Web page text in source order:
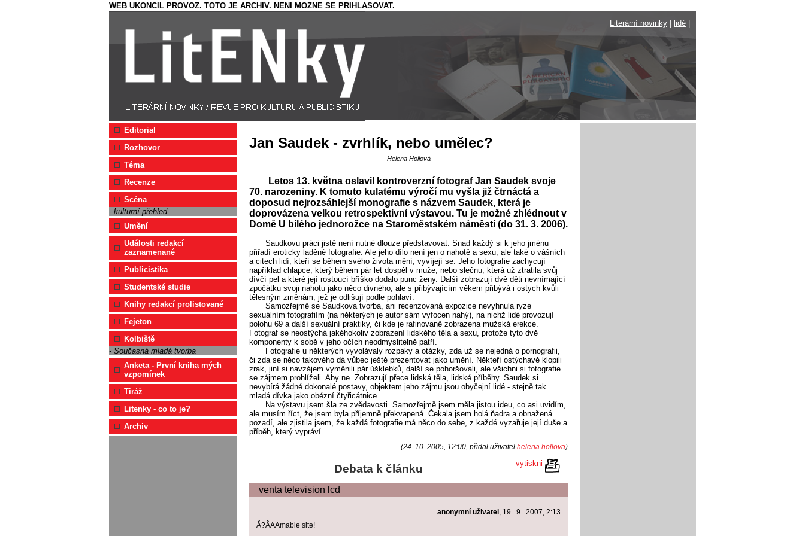
WEB UKONCIL PROVOZ. TOTO JE ARCHIV. NENI MOZNE SE PRIHLASOVAT.
Literární novinky
lidé
Editorial
Rozhovor
Téma
Recenze
Scéna
- kulturní přehled
Umění
Události redakcí
zaznamenané
Publicistika
Studentské studie
Knihy redakcí prolistované
Fejeton
Kolbiště
- Současná mladá tvorba
Anketa - První kniha mých
vzpomínek
Tiráž
Litenky - co to je?
Archiv
Jan Saudek - zvrhlík, nebo umělec?
Helena Hollová
Letos 13. května oslavil kontroverzní fotograf Jan Saudek svoje
70. narozeniny. K tomuto kulatému výročí mu vyšla již čtrnáctá a
doposud nejrozsáhlejší monografie s názvem Saudek, která je
doprovázena velkou retrospektivní výstavou. Tu je možné zhlédnout v
Domě U bílého jednorožce na Staroměstském náměstí (do 31. 3. 2006).
Saudkovu práci jistě není nutné dlouze představovat. Snad každý si k jeho jménu
přiřadí eroticky laděné fotografie. Ale jeho dílo není jen o nahotě a sexu, ale také o vášních
a citech lidí, kteří se během svého života mění, vyvíjejí se. Jeho fotografie zachycují
například chlapce, který během pár let dospěl v muže, nebo slečnu, která už ztratila svůj
dívčí pel a které její rostoucí bříško dodalo punc ženy. Další zobrazují dvě děti nevnímající
zpočátku svoji nahotu jako něco divného, ale s přibývajícím věkem přibývá i ostych kvůli
tělesným změnám, jež je odlišují podle pohlaví.
Samozřejmě se Saudkova tvorba, ani recenzovaná expozice nevyhnula ryze
sexuálním fotografiím (na některých je autor sám vyfocen nahý), na nichž lidé provozují
polohu 69 a další sexuální praktiky, či kde je rafinovaně zobrazena mužská erekce.
Fotograf se neostýchá jakéhokoliv zobrazení lidského těla a sexu, protože tyto dvě
komponenty k sobě v jeho očích neodmyslitelně patří.
Fotografie u některých vyvolávaly rozpaky a otázky, zda už se nejedná o pornografii,
či zda se něco takového dá vůbec ještě prezentovat jako umění. Někteří ostýchavě klopili
zrak, jiní si navzájem vyměnili pár úšklebků, další se pohoršovali, ale všichni si fotografie
se zájmem prohlíželi. Aby ne. Zobrazují přece lidská těla, lidské příběhy. Saudek si
nevybírá žádné dokonalé postavy, objektem jeho zájmu jsou obyčejní lidé - stejně tak
mladá dívka jako obézní čtyřicátnice.
Na výstavu jsem šla ze zvědavosti. Samozřejmě jsem měla jistou ideu, co asi uvidím,
ale musím říct, že jsem byla příjemně překvapená. Čekala jsem holá ňadra a obnažená
pozadí, ale zjistila jsem, že každá fotografie má něco do sebe, z každé vyzařuje její duše a
příběh, který vypráví.
(24. 10. 2005, 12:00, přidal uživatel helena.hollova)
vytiskni
Debata k článku
venta television lcd
anonymní uživatel , 19 . 9 . 2007, 2:13
Ă?ÂĄAmable site!